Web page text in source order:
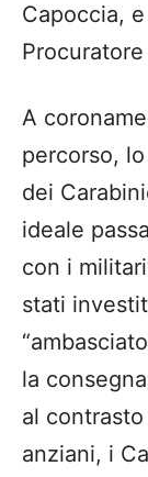
Capoccia,
A
percorso,
dei
ideale
con i
stati
la
al
anziani, i